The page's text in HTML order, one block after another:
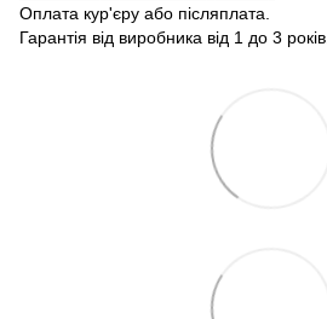
Оплата кур'єру або післяплата.
Гарантія від виробника від 1 до 3 років.